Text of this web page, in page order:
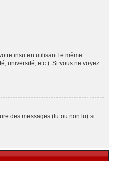
insu en utilisant le même
université, etc.). Si vous ne voyez
des messages (lu ou non lu) si